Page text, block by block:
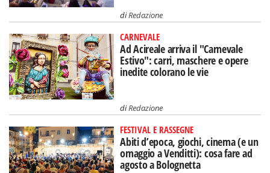
diRedazione
CARNEVALE
Ad Acireale arriva il "Carnevale
Estivo": carri, maschere e opere
inedite colorano le vie
diRedazione
FESTIVAL E RASSEGNE
Abiti d’epoca, giochi, cinema (e un
omaggio a Venditti): cosa fare ad
agosto a Bolognetta